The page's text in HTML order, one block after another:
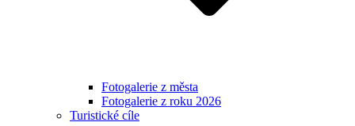
Fotogalerie z města
Fotogalerie z roku 2026
Turistické cíle